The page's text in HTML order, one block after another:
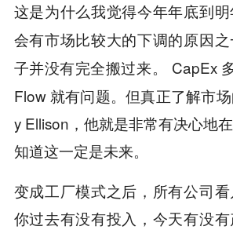
这是为什么我觉得今年年底到
会有市场比较大的下调的原因
子并没有完全搬过来。
CapEx
Flow 就有问题。但真正了解市
y Ellison，他就是非常有决心地
知道这一定是未来。
变成工厂模式之后，所有公司看
你过去有没有投入，今天有没